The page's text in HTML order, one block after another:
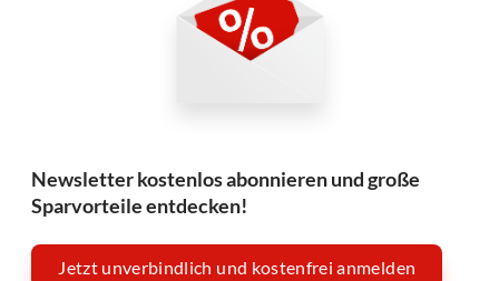
Newsletter kostenlos abonnieren und große
Sparvorteile entdecken!
Jetzt unverbindlich und kostenfrei anmelden